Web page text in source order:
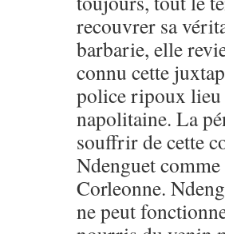
recouvrer sa
barbarie, elle
connu cette
police ripoux lieu
napolitaine. La
souffrir de cette
Ndenguet
Corleonne.
ne peut